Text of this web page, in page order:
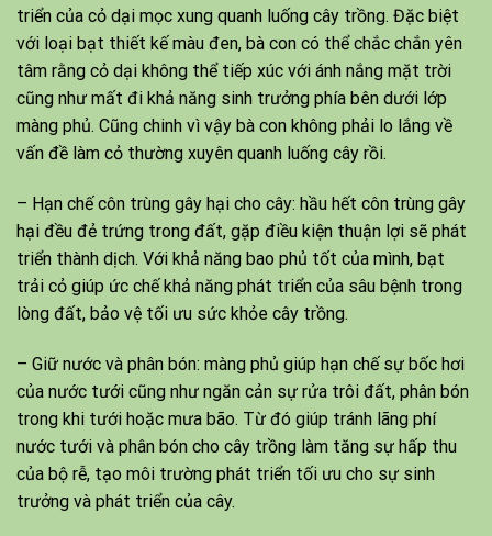
triển của cỏ dại mọc xung quanh luống cây trồng. Đặc biệt
với loại bạt thiết kế màu đen, bà con có thể chắc chắn yên
tâm rằng cỏ dại không thể tiếp xúc với ánh nắng mặt trời
cũng như mất đi khả năng sinh trưởng phía bên dưới lớp
màng phủ. Cũng chinh vì vậy bà con không phải lo lắng về
vấn đề làm cỏ thường xuyên quanh luống cây rồi.
– Hạn chế côn trùng gây hại cho cây: hầu hết côn trùng gây
hại đều đẻ trứng trong đất, gặp điều kiện thuận lợi sẽ phát
triển thành dịch. Với khả năng bao phủ tốt của mình, bạt
trải cỏ giúp ức chế khả năng phát triển của sâu bệnh trong
lòng đất, bảo vệ tối ưu sức khỏe cây trồng.
– Giữ nước và phân bón: màng phủ giúp hạn chế sự bốc hơi
của nước tưới cũng như ngăn cản sự rửa trôi đất, phân bón
trong khi tưới hoặc mưa bão. Từ đó giúp tránh lãng phí
nước tưới và phân bón cho cây trồng làm tăng sự hấp thu
của bộ rễ, tạo môi trường phát triển tối ưu cho sự sinh
trưởng và phát triển của cây.